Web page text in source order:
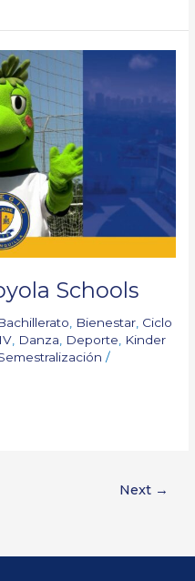
Schools
, Bienestar, Ciclo
, Danza, Deporte, Kinder
/
Next →